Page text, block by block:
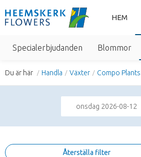
HEM
Specialerbjudanden Blommor
Du är här Handla Växter Compo
onsdag 2026-08-12
Återställa filter